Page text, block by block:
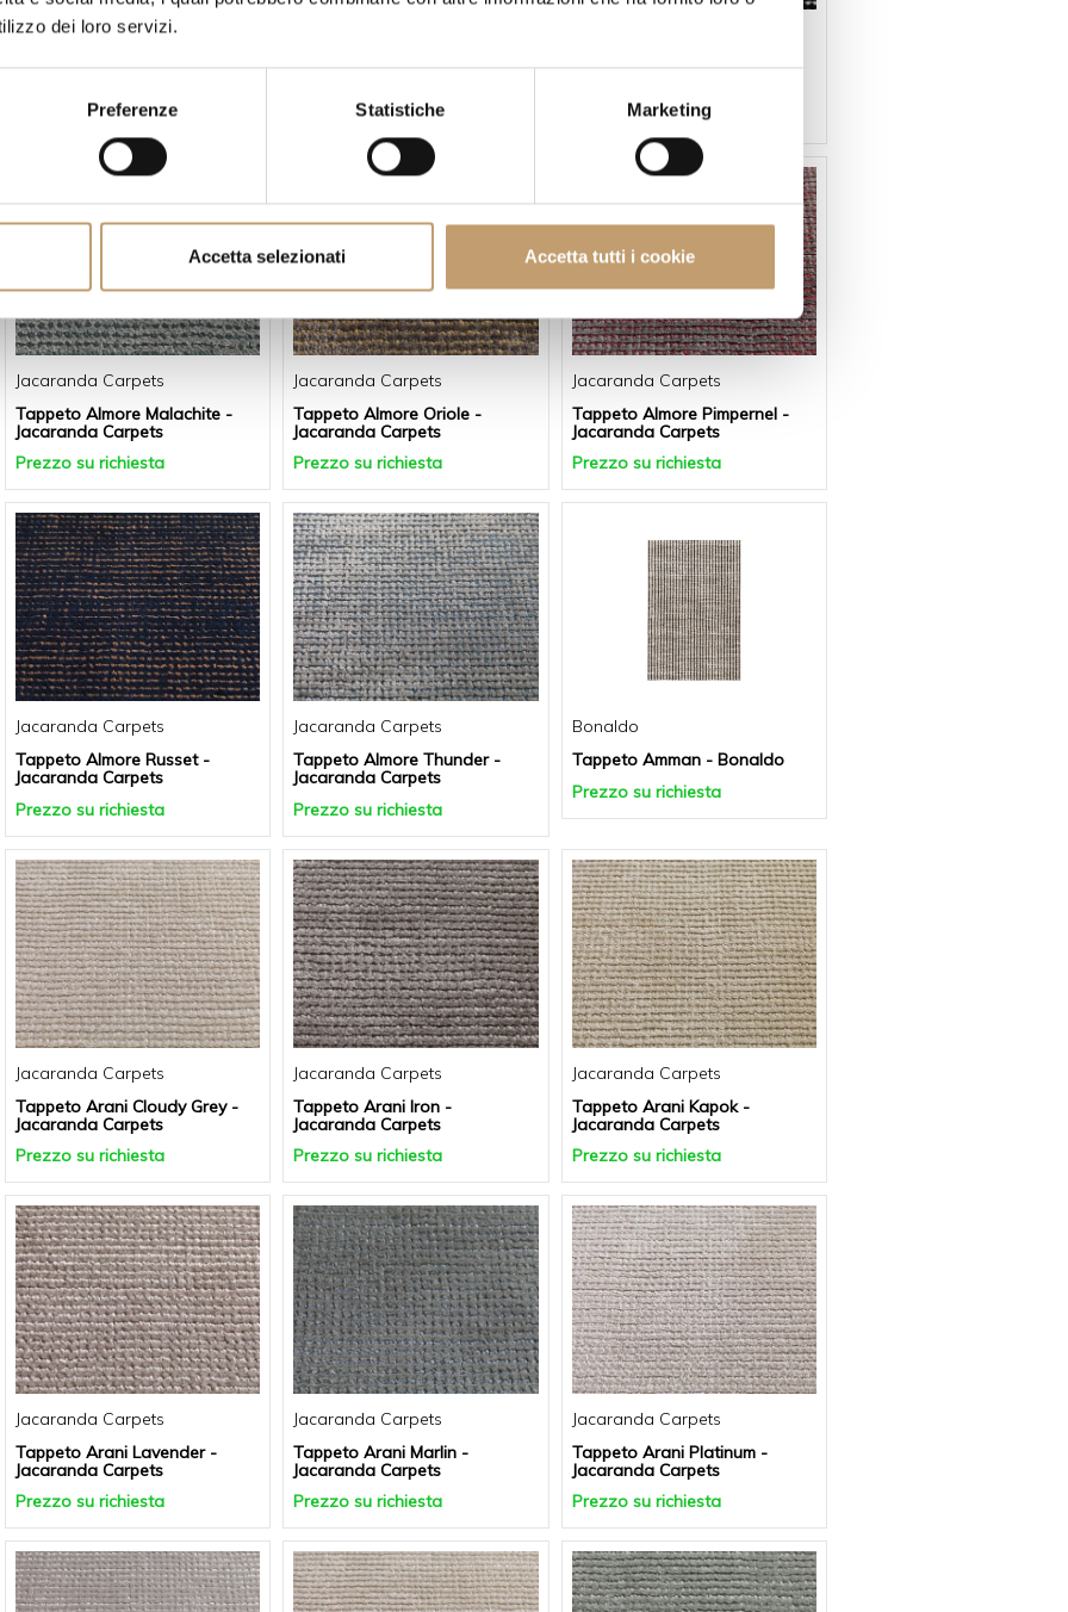
dei loro servizi.
Preferenze Statistiche Marketing
Accetta selezionati Accetta tutti i cookie
Jacaranda Carpets
Tappeto Almore Larch -
Prezzo su richiesta
Tappeto Almore Lichen -
Prezzo su richiesta
Tappeto Almore Magpie -
Prezzo su richiesta
Jacaranda Carpets
Tappeto Almore Malachite -
Jacaranda Carpets
Prezzo su richiesta
Jacaranda Carpets
Tappeto Almore Oriole -
Jacaranda Carpets
Prezzo su richiesta
Jacaranda Carpets
Tappeto Almore Pimpernel -
Jacaranda Carpets
Prezzo su richiesta
Jacaranda Carpets
Tappeto Almore Russet -
Jacaranda Carpets
Prezzo su richiesta
Jacaranda Carpets
Tappeto Almore Thunder -
Jacaranda Carpets
Prezzo su richiesta
Bonaldo
Tappeto Amman - Bonaldo
Prezzo su richiesta
Jacaranda Carpets
Tappeto Arani Cloudy Grey -
Jacaranda Carpets
Prezzo su richiesta
Jacaranda Carpets
Tappeto Arani Iron -
Jacaranda Carpets
Prezzo su richiesta
Jacaranda Carpets
Tappeto Arani Kapok -
Jacaranda Carpets
Prezzo su richiesta
Jacaranda Carpets
Tappeto Arani Lavender -
Jacaranda Carpets
Prezzo su richiesta
Jacaranda Carpets
Tappeto Arani Marlin -
Jacaranda Carpets
Prezzo su richiesta
Jacaranda Carpets
Tappeto Arani Platinum -
Jacaranda Carpets
Prezzo su richiesta